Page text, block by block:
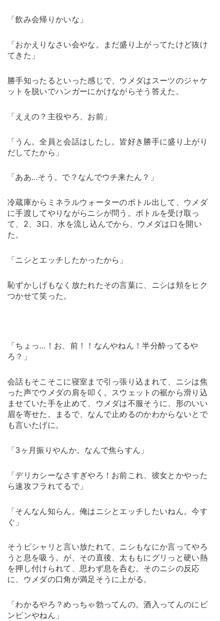
「飲み会帰りかいな」
「おかえりなさい会やな。まだ盛り上がってたけど抜け
てきた」
勝手知ったるといった感じで、ウメダはスーツのジャケ
ットを脱いでハンガーにかけながらそう答えた。
「ええの？主役やろ、お前」
「うん。全員と会話はしたし。皆好き勝手に盛り上がり
だしてたから」
「ああ…そう。で？なんでウチ来たん？」
冷蔵庫からミネラルウォーターのボトル出して、ウメダ
に手渡してやりながらニシが問う。ボトルを受け取っ
て、2、3口、水を流し込んでから、ウメダは口を開い
た。
「ニシとエッチしたかったから」
恥ずかしげもなく放たれたその言葉に、ニシは頬をヒク
つかせて笑った。
「ちょっ…！お、前！！なんやねん！半分酔ってるや
ろ？」
会話もそこそこに寝室まで引っ張り込まれて、ニシは焦
った声でウメダの肩を叩く。スウェットの裾から滑り込
ませていた手を止めて、ウメダは不服そうに、形のいい
眉を寄せた。まるで、なんで止めるのかわからないとで
も言いたげに。
「3ヶ月振りやんか。なんで焦らすん」
「デリカシーなさすぎやろ！お前これ、彼女とかやった
ら速攻フラれてるで」
「そんなん知らん。俺はニシとエッチしたいねん。今す
ぐ」
そうピシャリと言い放たれて、ニシもなにか言ってやろ
うと息を吸う。が、その直後、太ももにグリっと硬い熱
を押し付けられて、思わず息を呑む。そのニシの反応
に、ウメダの口角が満足そうに上がる。
「わかるやろ？めっちゃ勃ってんの。酒入ってんのにビ
ンビンやねん」